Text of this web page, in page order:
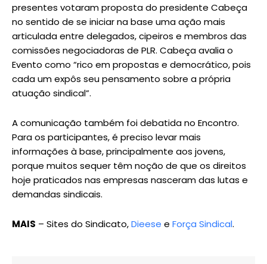
presentes votaram proposta do presidente Cabeça
no sentido de se iniciar na base uma ação mais
articulada entre delegados, cipeiros e membros das
comissões negociadoras de PLR. Cabeça avalia o
Evento como “rico em propostas e democrático, pois
cada um expôs seu pensamento sobre a própria
atuação sindical”.
A comunicação também foi debatida no Encontro.
Para os participantes, é preciso levar mais
informações à base, principalmente aos jovens,
porque muitos sequer têm noção de que os direitos
hoje praticados nas empresas nasceram das lutas e
demandas sindicais.
MAIS – Sites do Sindicato,Dieese e Força Sindical.